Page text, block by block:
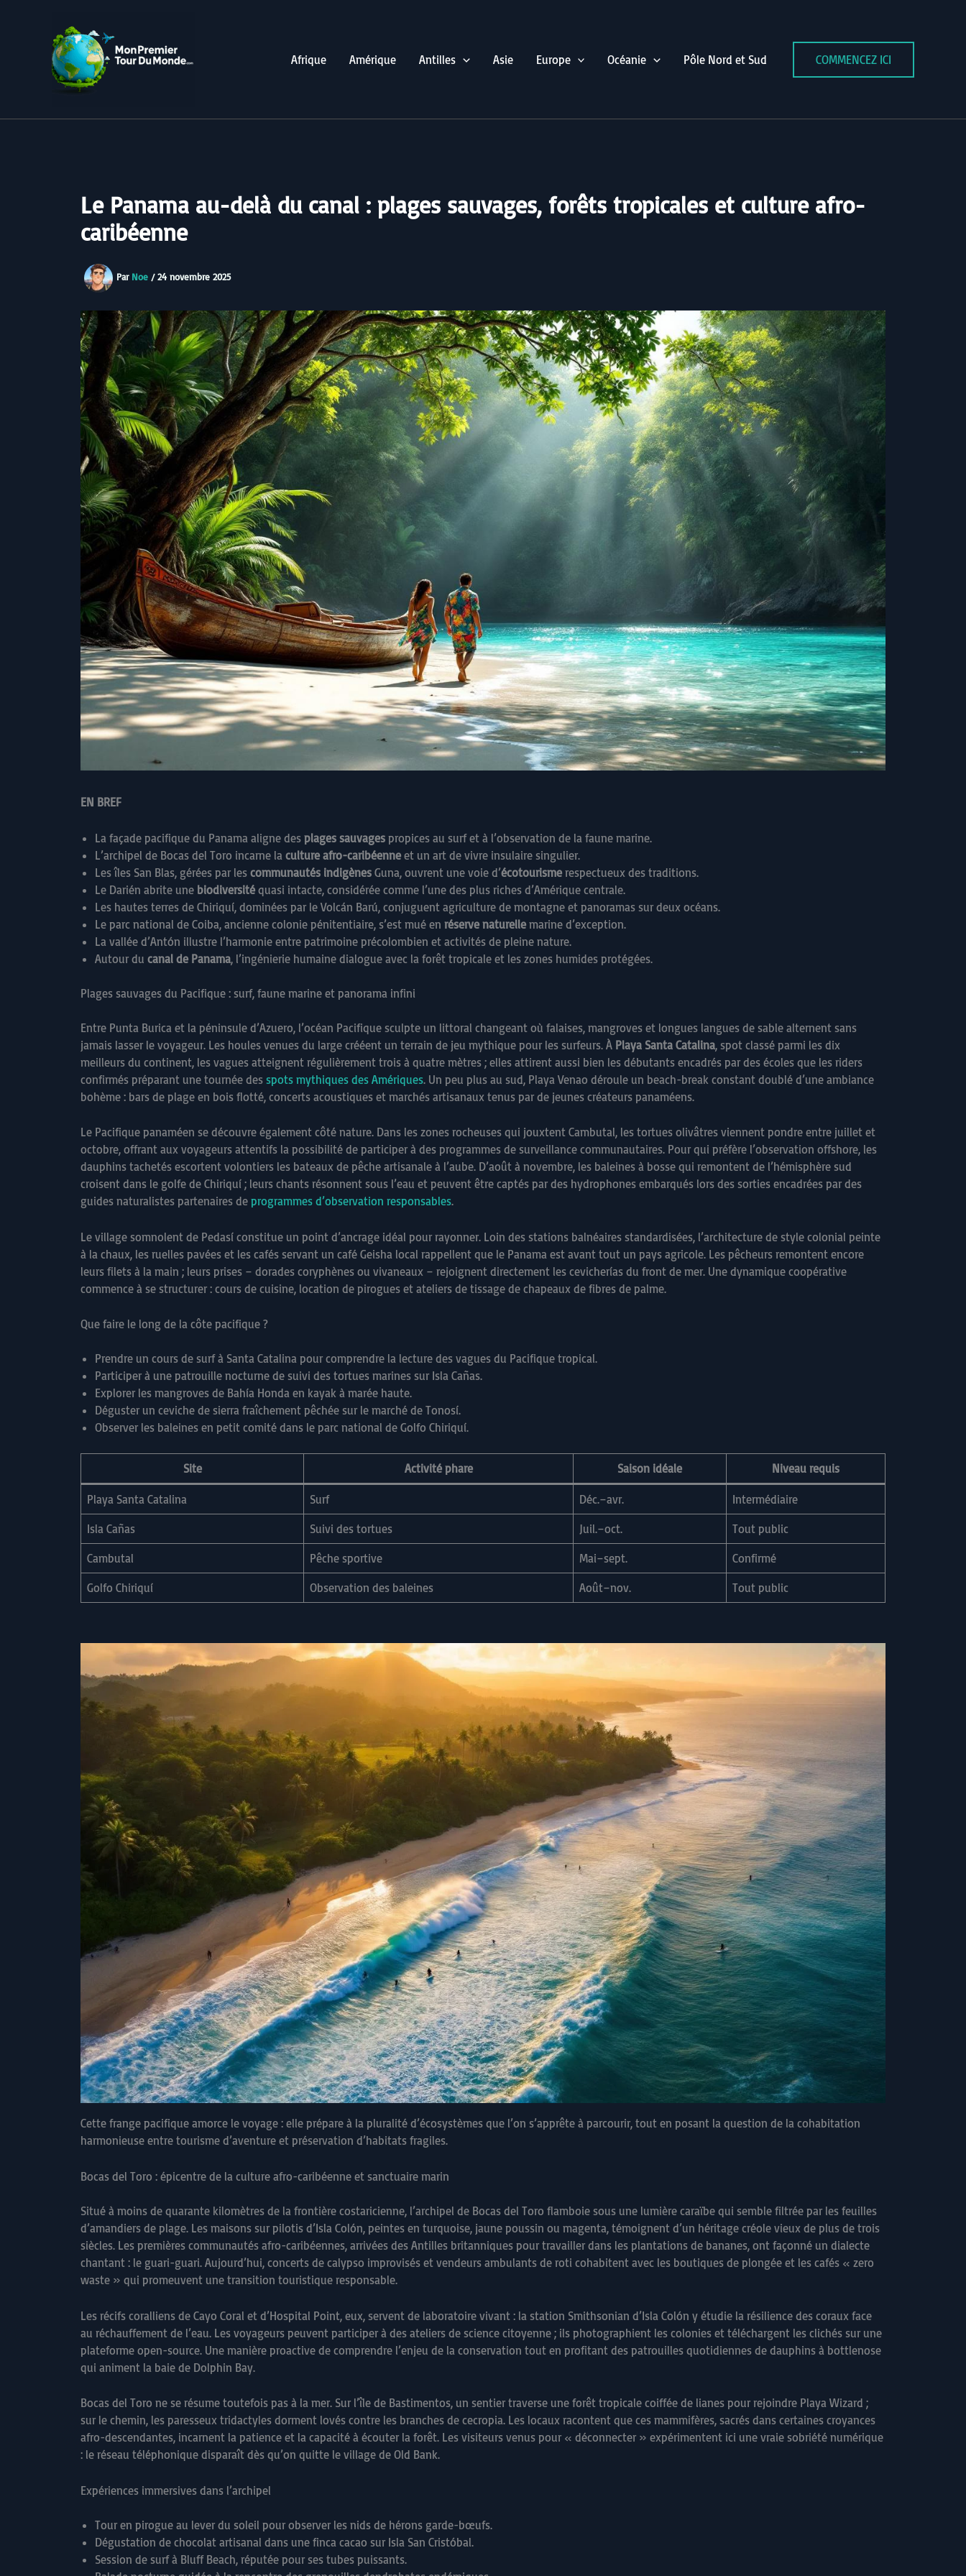
Afrique
Amérique Antilles Asie Europe Océanie Pôle Nord et Sud COMMENCEZ ICI
Le Panama au-delà du canal : plages sauvages, forêts tropicales et culture afro-
caribéenne
Par Noe /24 novembre 2025
EN BREF
La façade pacifique du Panama aligne des plages sauvages propices au surf et à l’observation de la faune marine.
L’archipel de Bocas del Toro incarne la culture afro-caribéenne et un art de vivre insulaire singulier.
Les îles San Blas, gérées par les communautés indigènes Guna, ouvrent une voie d’écotourisme respectueux des traditions.
Le Darién abrite une biodiversité quasi intacte, considérée comme l’une des plus riches d’Amérique centrale.
Les hautes terres de Chiriquí, dominées par le Volcán Barú, conjuguent agriculture de montagne et panoramas sur deux océans.
Le parc national de Coiba, ancienne colonie pénitentiaire, s’est mué en réserve naturelle marine d’exception.
La vallée d’Antón illustre l’harmonie entre patrimoine précolombien et activités de pleine nature.
Autour du canal de Panama, l’ingénierie humaine dialogue avec la forêt tropicale et les zones humides protégées.
Plages sauvages du Pacifique : surf, faune marine et panorama infini
Entre Punta Burica et la péninsule d’Azuero, l’océan Pacifique sculpte un littoral changeant où falaises, mangroves et longues langues de sable alternent sans
jamais lasser le voyageur. Les houles venues du large crééent un terrain de jeu mythique pour les surfeurs. À Playa Santa Catalina, spot classé parmi les dix
meilleurs du continent, les vagues atteignent régulièrement trois à quatre mètres ; elles attirent aussi bien les débutants encadrés par des écoles que les riders
confirmés préparant une tournée des spots mythiques des Amériques. Un peu plus au sud, Playa Venao déroule un beach-break constant doublé d’une ambiance
bohème : bars de plage en bois flotté, concerts acoustiques et marchés artisanaux tenus par de jeunes créateurs panaméens.
Le Pacifique panaméen se découvre également côté nature. Dans les zones rocheuses qui jouxtent Cambutal, les tortues olivâtres viennent pondre entre juillet et
octobre, offrant aux voyageurs attentifs la possibilité de participer à des programmes de surveillance communautaires. Pour qui préfère l’observation offshore, les
dauphins tachetés escortent volontiers les bateaux de pêche artisanale à l’aube. D’août à novembre, les baleines à bosse qui remontent de l’hémisphère sud
croisent dans le golfe de Chiriquí ; leurs chants résonnent sous l’eau et peuvent être captés par des hydrophones embarqués lors des sorties encadrées par des
guides naturalistes partenaires de programmes d’observation responsables.
Le village somnolent de Pedasí constitue un point d’ancrage idéal pour rayonner. Loin des stations balnéaires standardisées, l’architecture de style colonial peinte
à la chaux, les ruelles pavées et les cafés servant un café Geisha local rappellent que le Panama est avant tout un pays agricole. Les pêcheurs remontent encore
leurs filets à la main ; leurs prises – dorades coryphènes ou vivaneaux – rejoignent directement les cevicherías du front de mer. Une dynamique coopérative
commence à se structurer : cours de cuisine, location de pirogues et ateliers de tissage de chapeaux de fibres de palme.
Que faire le long de la côte pacifique ?
Prendre un cours de surf à Santa Catalina pour comprendre la lecture des vagues du Pacifique tropical.
Participer à une patrouille nocturne de suivi des tortues marines sur Isla Cañas.
Explorer les mangroves de Bahía Honda en kayak à marée haute.
Déguster un ceviche de sierra fraîchement pêchée sur le marché de Tonosí.
Observer les baleines en petit comité dans le parc national de Golfo Chiriquí.
Site Activité phare Saison idéale Niveau requis
Playa Santa Catalina Surf Déc.–avr. Intermédiaire
Isla Cañas Suivi des tortues Juil.–oct. Tout public
Cambutal Pêche sportive Mai–sept. Confirmé
Golfo Chiriquí Observation des baleines Août–nov. Tout public
Cette frange pacifique amorce le voyage : elle prépare à la pluralité d’écosystèmes que l’on s’apprête à parcourir, tout en posant la question de la cohabitation
harmonieuse entre tourisme d’aventure et préservation d’habitats fragiles.
Bocas del Toro : épicentre de la culture afro-caribéenne et sanctuaire marin
Situé à moins de quarante kilomètres de la frontière costaricienne, l’archipel de Bocas del Toro flamboie sous une lumière caraïbe qui semble filtrée par les feuilles
d’amandiers de plage. Les maisons sur pilotis d’Isla Colón, peintes en turquoise, jaune poussin ou magenta, témoignent d’un héritage créole vieux de plus de trois
siècles. Les premières communautés afro-caribéennes, arrivées des Antilles britanniques pour travailler dans les plantations de bananes, ont façonné un dialecte
chantant : le guari-guari. Aujourd’hui, concerts de calypso improvisés et vendeurs ambulants de roti cohabitent avec les boutiques de plongée et les cafés « zero
waste » qui promeuvent une transition touristique responsable.
Les récifs coralliens de Cayo Coral et d’Hospital Point, eux, servent de laboratoire vivant : la station Smithsonian d’Isla Colón y étudie la résilience des coraux face
au réchauffement de l’eau. Les voyageurs peuvent participer à des ateliers de science citoyenne ; ils photographient les colonies et téléchargent les clichés sur une
plateforme open-source. Une manière proactive de comprendre l’enjeu de la conservation tout en profitant des patrouilles quotidiennes de dauphins à bottlenose
qui animent la baie de Dolphin Bay.
Bocas del Toro ne se résume toutefois pas à la mer. Sur l’île de Bastimentos, un sentier traverse une forêt tropicale coiffée de lianes pour rejoindre Playa Wizard ;
sur le chemin, les paresseux tridactyles dorment lovés contre les branches de cecropia. Les locaux racontent que ces mammifères, sacrés dans certaines croyances
afro-descendantes, incarnent la patience et la capacité à écouter la forêt. Les visiteurs venus pour « déconnecter » expérimentent ici une vraie sobriété numérique
: le réseau téléphonique disparaît dès qu’on quitte le village de Old Bank.
Expériences immersives dans l’archipel
Tour en pirogue au lever du soleil pour observer les nids de hérons garde-bœufs.
Dégustation de chocolat artisanal dans une finca cacao sur Isla San Cristóbal.
Session de surf à Bluff Beach, réputée pour ses tubes puissants.